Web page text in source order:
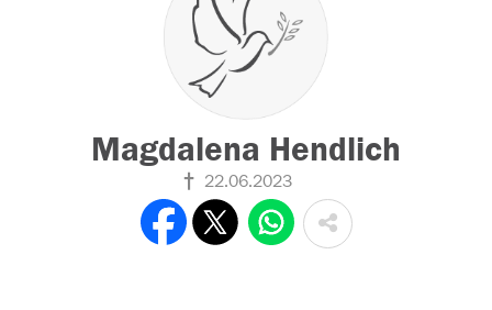
Magdalena Hendlich
22.06.2023